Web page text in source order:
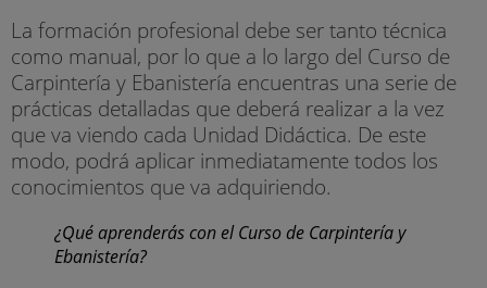
La formación profesional debe ser tanto técnica
como manual, por lo que a lo largo del Curso de
Carpintería y Ebanistería encuentras una serie de
prácticas detalladas que deberá realizar a la vez
que va viendo cada Unidad Didáctica. De este
modo, podrá aplicar inmediatamente todos los
conocimientos que va adquiriendo.
¿Qué aprenderás con el Curso de Carpintería y
Ebanistería?